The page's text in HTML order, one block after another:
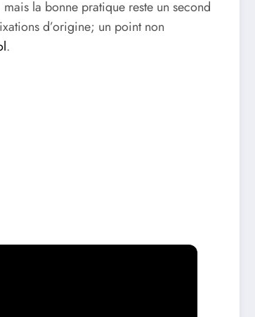
la bonne pratique reste un second
d’origine; un point non
.